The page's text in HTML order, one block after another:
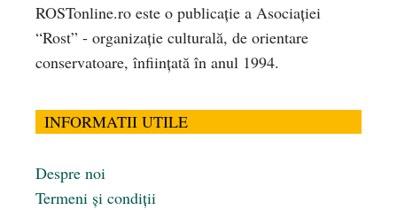
ROSTonline.ro este o publicaţie a Asociaţiei
“Rost” - organizaţie culturală, de orientare
conservatoare, înfiinţată în anul 1994.
INFORMATII UTILE
Despre noi
Termeni și condiții